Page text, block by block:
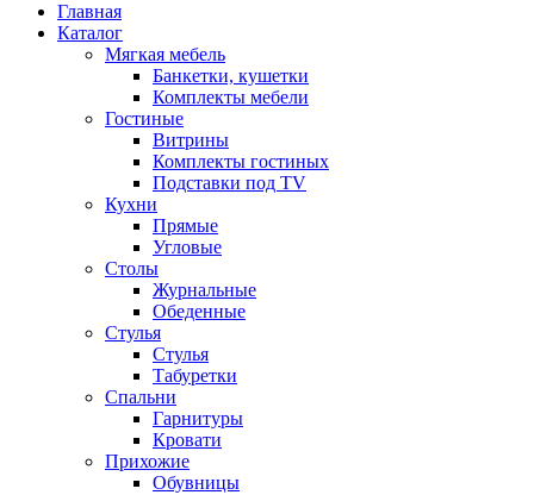
Главная
Каталог
Мягкая мебель
Банкетки, кушетки
Комплекты мебели
Гостиные
Витрины
Комплекты гостиных
Подставки под TV
Кухни
Прямые
Угловые
Столы
Журнальные
Обеденные
Стулья
Стулья
Табуретки
Спальни
Гарнитуры
Кровати
Прихожие
Обувницы